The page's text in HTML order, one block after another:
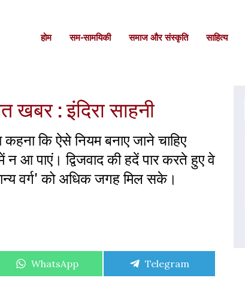
होम सम-सामयिकी समाज और संस्कृति साहित्‍य
: इंदिरा साहनी
कि ऐसे नियम बनाए जाने चाहिए
आ पाएं। द्विजवाद की हदें पार करते हुए वे
वर्ग' को अधिक जगह मिल सके।
Share
WhatsApp
Share
Telegram